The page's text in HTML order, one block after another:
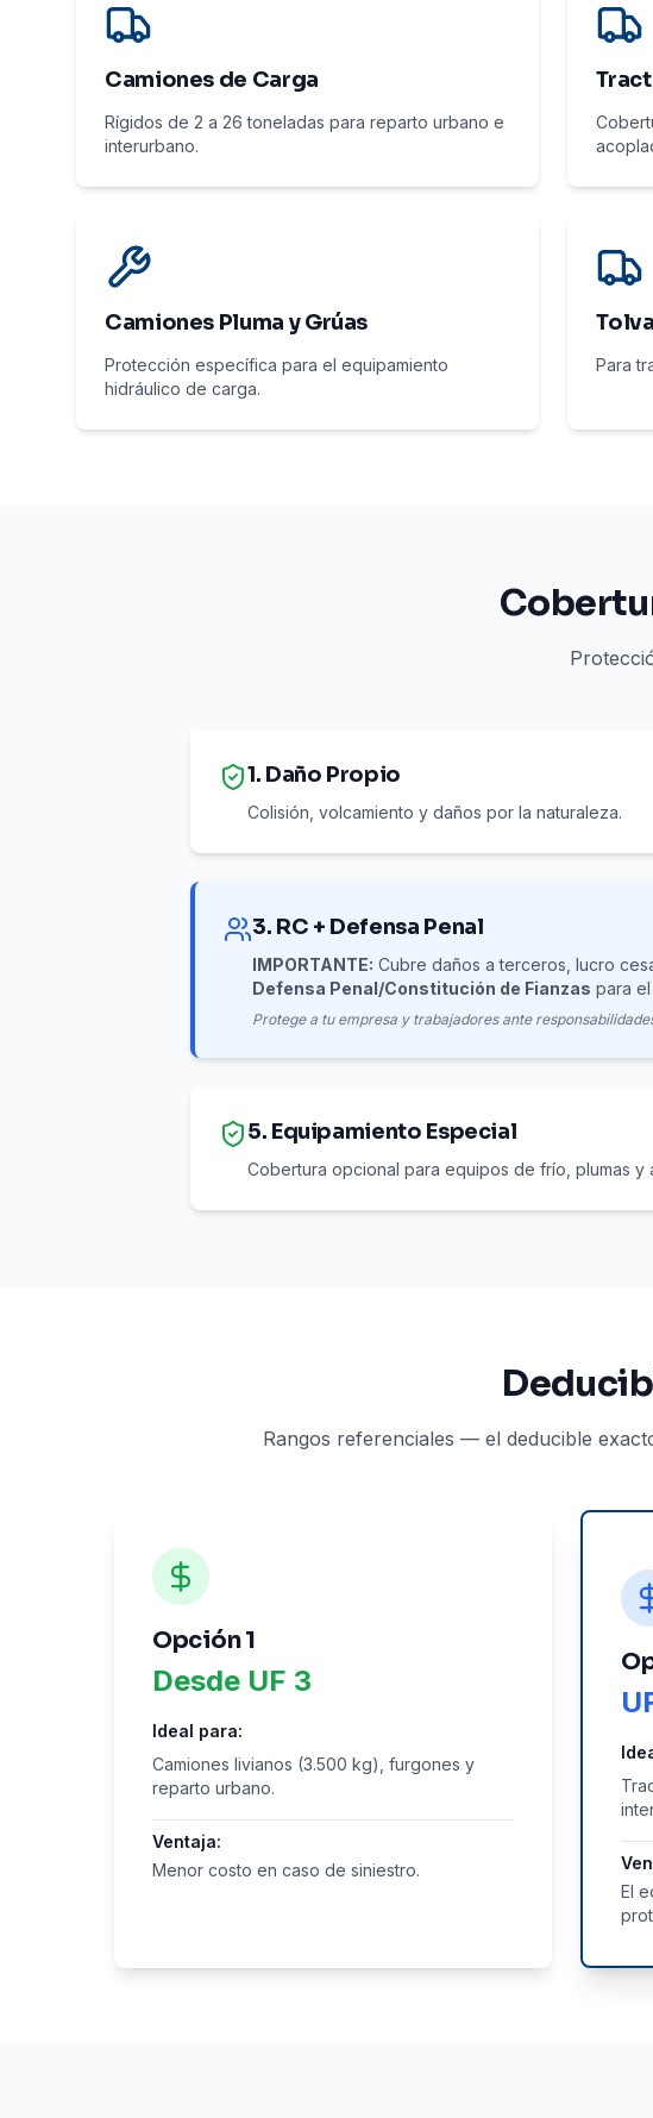
Camiones de Carga
Rígidos de 2 a 26 toneladas para reparto urbano e
interurbano.
Camiones Pluma y Grúas
Protección específica para el equipamiento
hidráulico de carga.
Para
1. Daño Propio
Colisión, volcamiento y daños por la naturaleza.
3. RC + Defensa Penal
IMPORTANTE: Cubre daños a terceros, lucro
Defensa Penal/Constitución de Fianzas para
Protege a tu empresa y trabajadores ante
5. Equipamiento Especial
Cobertura opcional para equipos de frío, plumas y
Rangos referenciales — el deducible
Opción 1
Desde UF 3
Ideal para:
Camiones livianos (3.500 kg), furgones y
reparto urbano.
Ventaja:
Menor costo en caso de siniestro.
El